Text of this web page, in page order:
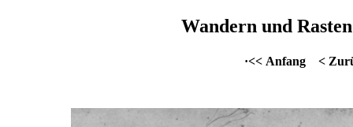
Wandern und
·<< Anfang <